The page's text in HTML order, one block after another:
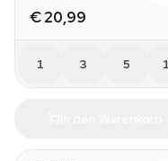
€ 20,99
1 3 5